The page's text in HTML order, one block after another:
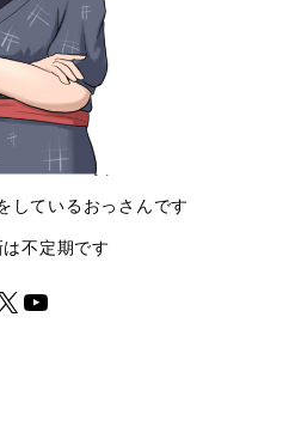
しているおっさんです
不定期です